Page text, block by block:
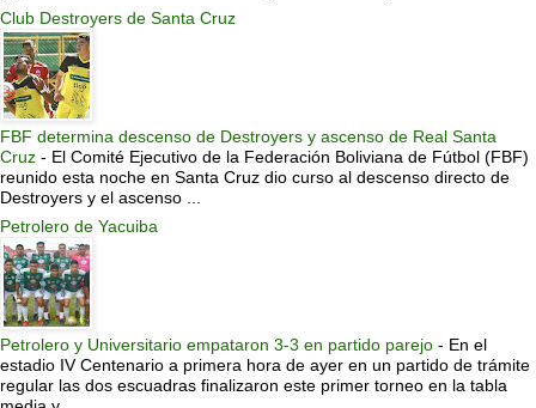
Club Destroyers de Santa Cruz
FBF determina descenso de Destroyers y ascenso de Real Santa
Cruz - El Comité Ejecutivo de la Federación Boliviana de Fútbol (FBF)
reunido esta noche en Santa Cruz dio curso al descenso directo de
Destroyers y el ascenso ...
Petrolero de Yacuiba
Petrolero y Universitario empataron 3-3 en partido parejo - En el
estadio IV Centenario a primera hora de ayer en un partido de trámite
regular las dos escuadras finalizaron este primer torneo en la tabla